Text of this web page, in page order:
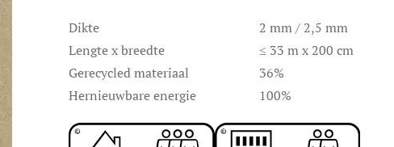
Dikte
2 mm / 2,5 mm
Lengte x breedte
≤ 33 m x 200 cm
Gerecycled materiaal
36%
Hernieuwbare energie
100%